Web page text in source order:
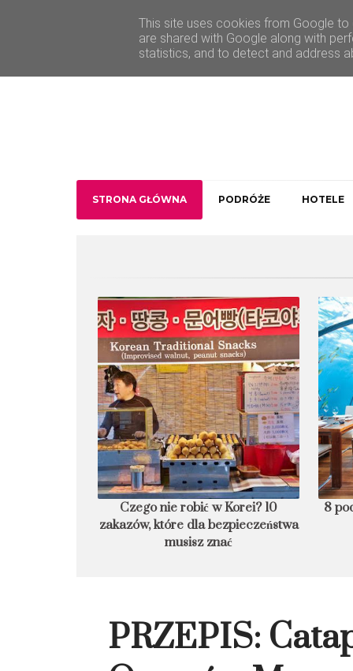
O Traveler deLuxe
STRONA GŁÓWNA PODRÓŻE HOTELE
Czego nie robić w Korei? 10
zakazów, które dla bezpieczeństwa
musisz znać
8
PRZEPIS:
This site uses cookies from Google
are shared with Google along with
statistics, and to detect and address